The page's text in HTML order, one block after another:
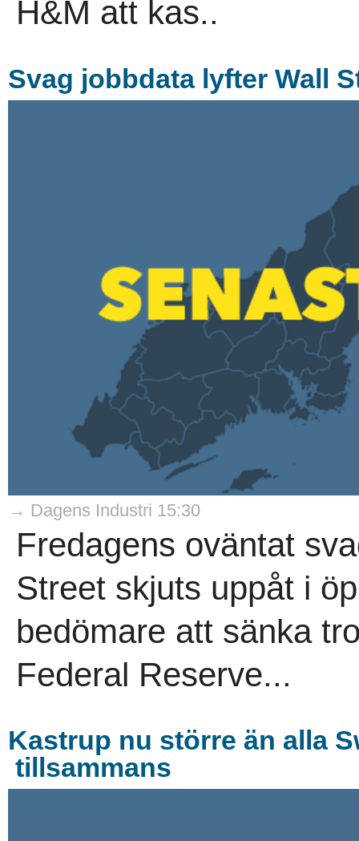
H&M att kas..
Svag jobbdata lyfter Wall
→ Dagens Industri 15:30
Fredagens oväntat
Street skjuts uppåt i
bedömare att sänka
Federal Reserve...
Kastrup nu större än alla
tillsammans